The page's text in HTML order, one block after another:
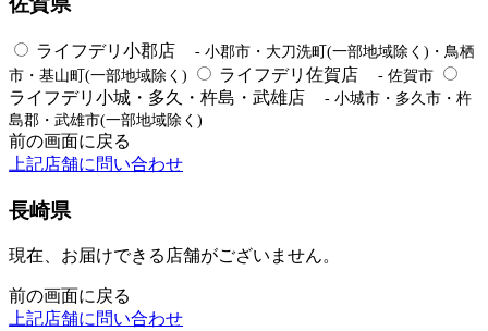
ライフデリ小郡店
- 小郡市・大刀洗町(一部地域除く)・鳥栖
市・基山町(一部地域除く)
ライフデリ佐賀店 - 佐賀市
ライフデリ小城・多久・杵島・武雄店
- 小城市・多久市・杵
島郡・武雄市(一部地域除く)
前の画面に戻る
上記店舗に問い合わせ
長崎県
現在、お届けできる店舗がございません。
前の画面に戻る
上記店舗に問い合わせ